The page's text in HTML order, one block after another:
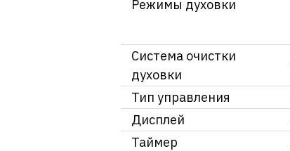
Режимы духовки
Система очистки
духовки
Тип управления
Дисплей
Таймер